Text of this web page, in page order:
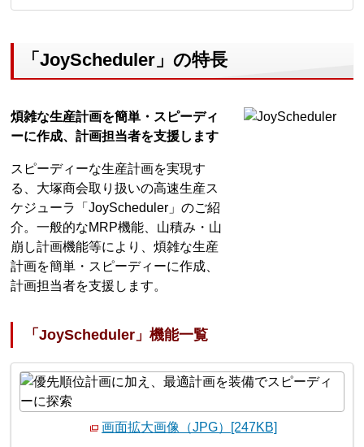
「JoyScheduler」の特長
煩雑な生産計画を簡単・スピーディ
ーに作成、計画担当者を支援します
スピーディーな生産計画を実現す
る、大塚商会取り扱いの高速生産ス
ケジューラ「JoyScheduler」のご紹
介。一般的なMRP機能、山積み・山
崩し計画機能等により、煩雑な生産
計画を簡単・スピーディーに作成、
計画担当者を支援します。
「JoyScheduler」機能一覧
画面拡大画像（JPG）[247KB]